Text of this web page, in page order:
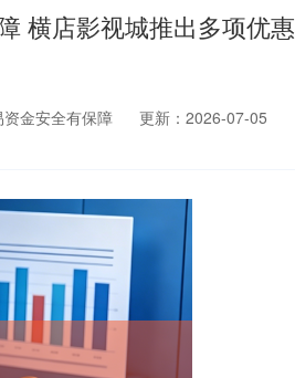
横店影视城推出多项优惠
金安全有保障
更新：2026-07-05